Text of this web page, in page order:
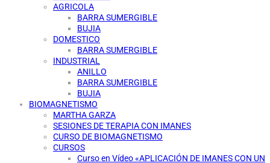
AGRICOLA
BARRA SUMERGIBLE
BUJIA
DOMESTICO
BARRA SUMERGIBLE
INDUSTRIAL
ANILLO
BARRA SUMERGIBLE
BUJIA
BIOMAGNETISMO
MARTHA GARZA
SESIONES DE TERAPIA CON IMANES
CURSO DE BIOMAGNETISMO
CURSOS
Curso en Vídeo «APLICACIÓN DE IMANES CON UN